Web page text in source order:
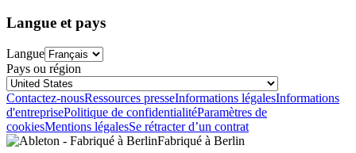
Langue et pays
Langue
Pays ou région
Contactez-nousRessources presseInformations légalesInformations
d'entreprisePolitique de confidentialitéParamètres de
cookiesMentions légalesSe rétracter d’un contrat
Fabriqué à Berlin